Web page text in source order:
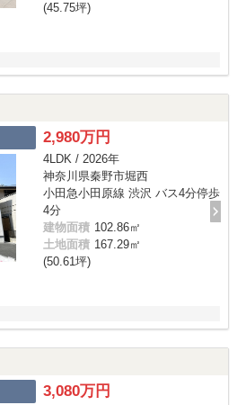
(45.75坪)
2,980万円
4LDK / 2026年
神奈川県秦野市堀西
小田急小田原線 渋沢 バス4分停歩
4分
建物面積 102.86㎡
土地面積 167.29㎡
(50.61坪)
3,080万円